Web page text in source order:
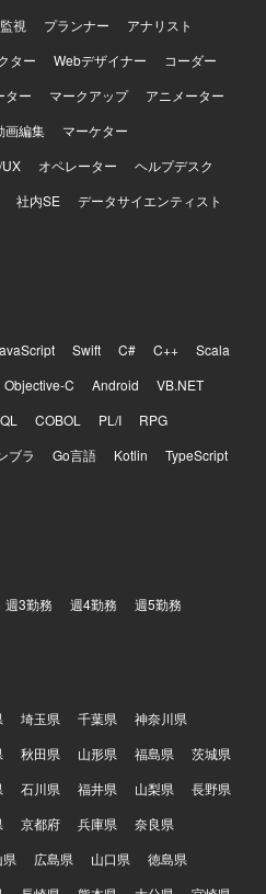
視 プランナー
アナリスト
ター Webデザイナー
コーダー
ター マークアップ
アニメーター
画編集
マーケター
UX オペレーター
ヘルプデスク
社内SE
データサイエンティスト
Swift C# C++
Scala
Objective-C Android
VB.NET
COBOL PL/I
RPG
ブラ Go言語 Kotlin
TypeScript
週3勤務 週4勤務 週5勤務
埼玉県 千葉県
神奈川県
秋田県 山形県 福島県
茨城県
石川県 福井県 山梨県
長野県
京都府 兵庫県
奈良県
広島県 山口県
徳島県